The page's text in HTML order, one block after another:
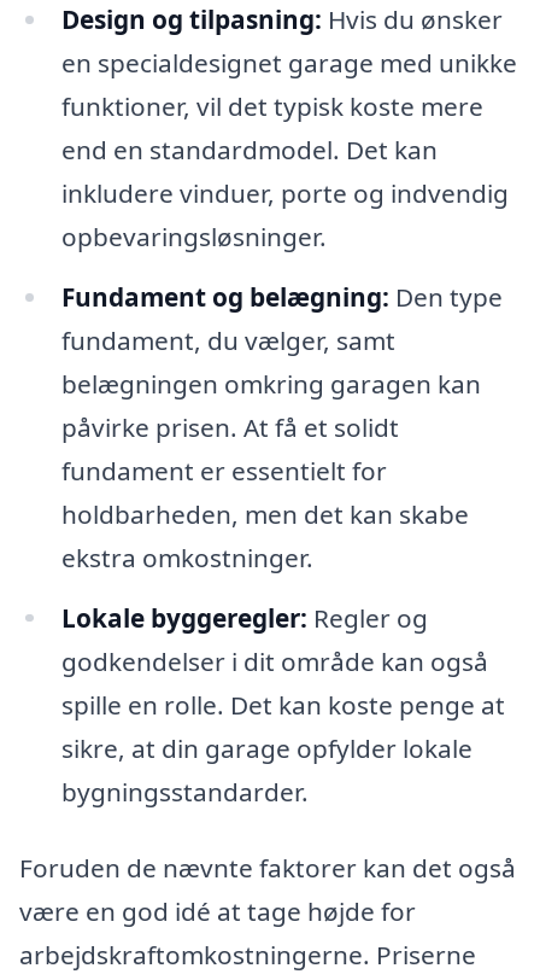
Design og tilpasning: Hvis du ønsker
en specialdesignet garage med unikke
funktioner, vil det typisk koste mere
end en standardmodel. Det kan
inkludere vinduer, porte og indvendig
opbevaringsløsninger.
Fundament og belægning: Den type
fundament, du vælger, samt
belægningen omkring garagen kan
påvirke prisen. At få et solidt
fundament er essentielt for
holdbarheden, men det kan skabe
ekstra omkostninger.
Lokale byggeregler: Regler og
godkendelser i dit område kan også
spille en rolle. Det kan koste penge at
sikre, at din garage opfylder lokale
bygningsstandarder.
Foruden de nævnte faktorer kan det også
være en god idé at tage højde for
arbejdskraftomkostningerne. Priserne